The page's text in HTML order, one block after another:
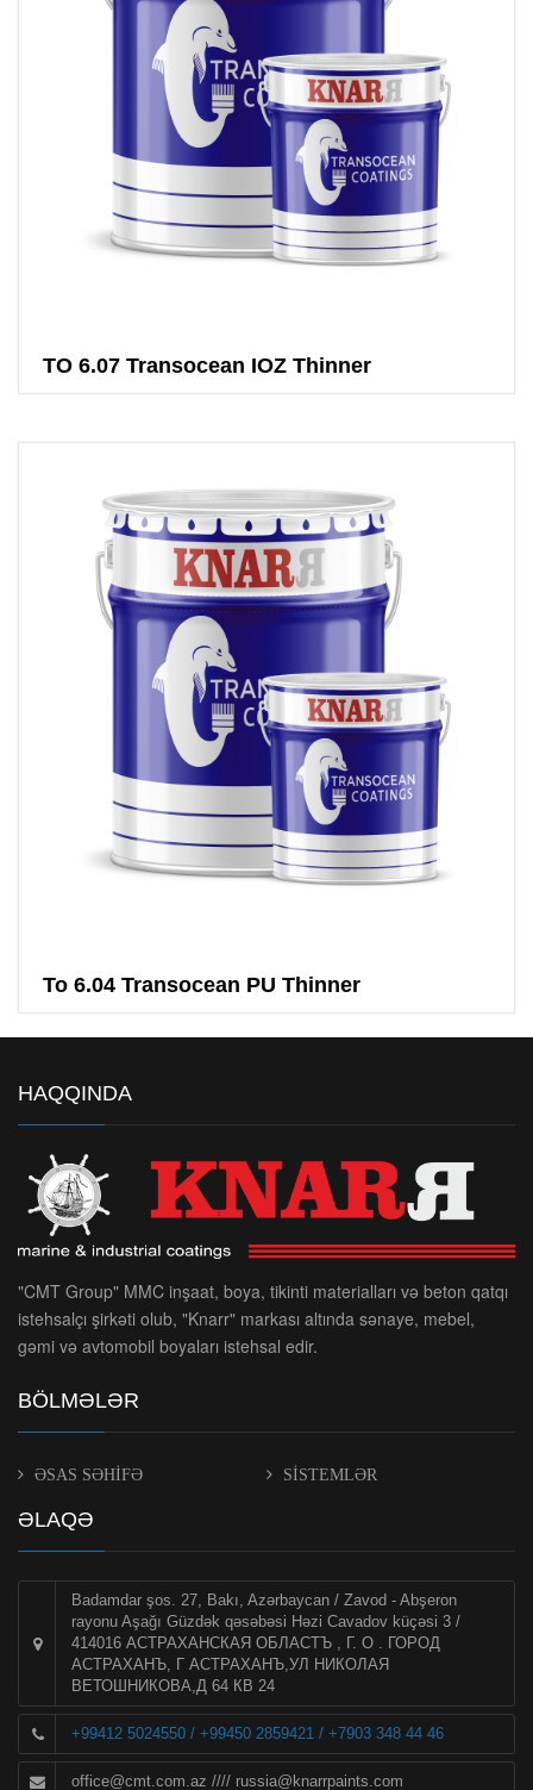
TO 6.07 Transocean IOZ Thinner
To 6.04 Transocean PU Thinner
HAQQINDA
"CMT Group" MMC inşaat, boya, tikinti materialları və beton qatqı
istehsalçı şirkəti olub, "Knarr" markası altında sənaye, mebel,
gəmi və avtomobil boyaları istehsal edir.
BÖLMƏLƏR
ƏSAS SƏHİFƏ SİSTEMLƏR
ƏLAQƏ
Badamdar şos. 27, Bakı, Azərbaycan / Zavod - Abşeron
rayonu Aşağı Güzdək qəsəbəsi Həzi Cavadov küçəsi 3 /
414016 АСТРАХАНСКАЯ ОБЛАСТЪ , Г. О . ГОРОД
АСТРАХАНЪ, Г АСТРАХАНЪ,УЛ НИКОЛАЯ
ВЕТОШНИКОВА,Д 64 КВ 24
+99412 5024550 / +99450 2859421 / +7903 348 44 46
office@cmt.com.az //// russia@knarrpaints.com